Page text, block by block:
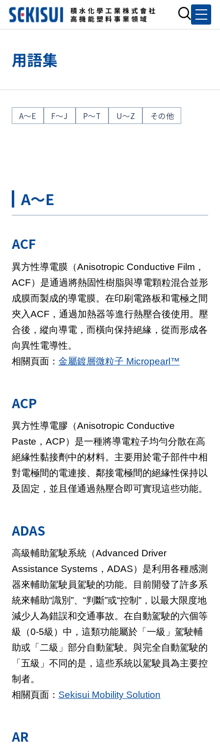
用語集
A～E F～J P～T U～Z その他
A～E
ACF
異方性導電膜（Anisotropic Conductive Film，
ACF）是通過將熱固性樹脂與導電顆粒混合並形
成膜而製成的導電膜。在印刷電路板和電極之間
夾入ACF，通過加熱器等進行熱壓合後使用。壓
合後，縱向導電，而橫向保持絕緣，從而形成各
向異性電導性。
相關頁面： 金屬鍍層微粒子 Micropearl™
ACP
異方性導電膠（Anisotropic Conductive
Paste，ACP）是一種將導電粒子均勻分散在高
絕緣性黏接劑中的材料。主要用於電子部件中相
對電極間的電連接、鄰接電極間的絕緣性保持以
及固定，並且僅通過熱壓合即可實現這些功能。
ADAS
高級輔助駕駛系統（Advanced Driver
Assistance Systems，ADAS）是利用各種感測
器來輔助駕駛員駕駛的功能。目前開發了許多系
統來輔助“識別”、“判斷”或“控制”，以最大限度地
減少人為錯誤和交通事故。在自動駕駛的六個等
級（0-5級）中，這類功能屬於「一級」駕駛輔
助或「二級」部分自動駕駛。與完全自動駕駛的
「五級」不同的是，這些系統以駕駛員為主要控
制者。
相關頁面： Sekisui Mobility Solution
AR